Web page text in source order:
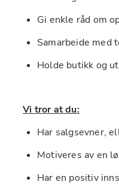
Gi enkle råd om
Samarbeide med
Holde butikk og
Vi tror at du:
Har salgsevner,
Motiveres av en
Har en positiv